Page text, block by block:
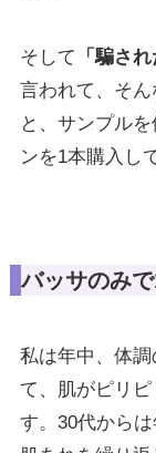
そして 「騙さ
言われて、そ
と、サンプル
ンを1本購入し
バッサのみ
私は年中、体
て、肌がピリ
す。30代から